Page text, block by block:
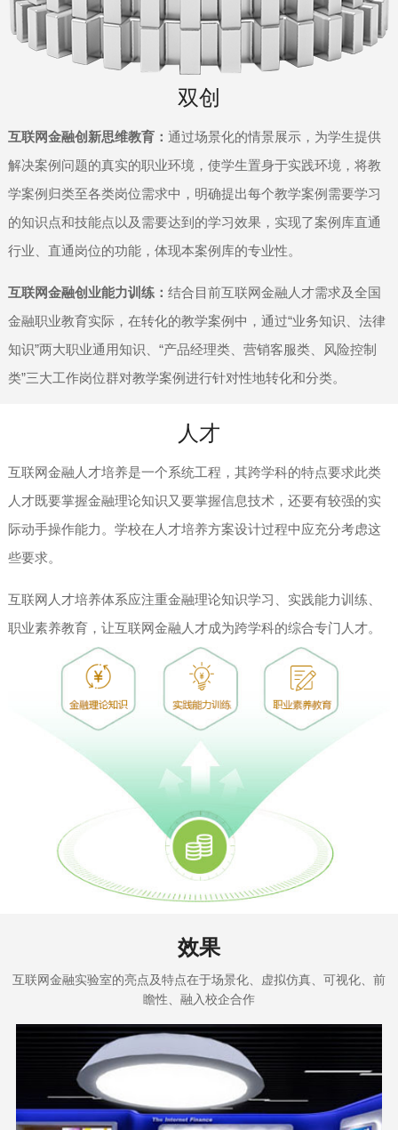
双创
互联网金融创新思维教育： 通过场景化的情景展示，为学生提供
解决案例问题的真实的职业环境，使学生置身于实践环境，将教
学案例归类至各类岗位需求中，明确提出每个教学案例需要学习
的知识点和技能点以及需要达到的学习效果，实现了案例库直通
行业、直通岗位的功能，体现本案例库的专业性。
互联网金融创业能力训练： 结合目前互联网金融人才需求及全国
金融职业教育实际，在转化的教学案例中，通过“业务知识、法律
知识”两大职业通用知识、“产品经理类、营销客服类、风险控制
类”三大工作岗位群对教学案例进行针对性地转化和分类。
人才
互联网金融人才培养是一个系统工程，其跨学科的特点要求此类
人才既要掌握金融理论知识又要掌握信息技术，还要有较强的实
际动手操作能力。学校在人才培养方案设计过程中应充分考虑这
些要求。
互联网人才培养体系应注重金融理论知识学习、实践能力训练、
职业素养教育，让互联网金融人才成为跨学科的综合专门人才。
效果
互联网金融实验室的亮点及特点在于场景化、虚拟仿真、可视化、前
瞻性、融入校企合作